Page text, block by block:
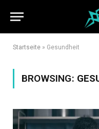
Startseite » Gesundheit
BROWSING: